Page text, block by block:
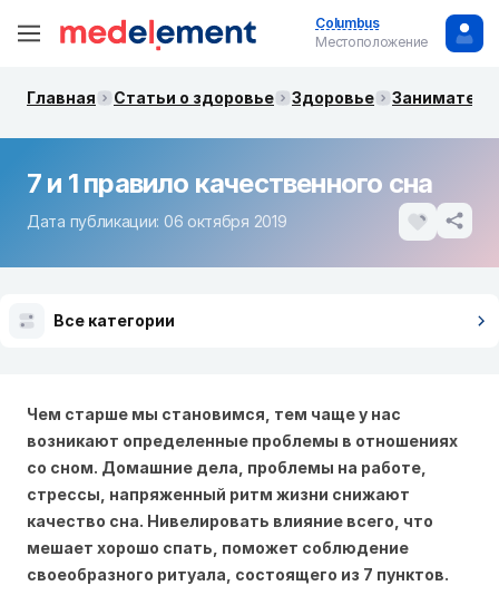
Columbus
Местоположение
Главная Статьи о здоровье Здоровье
7 и 1 правило качественного сна
Дата публикации: 06 октября 2019
Все категории
Чем старше мы становимся, тем чаще у нас
возникают определенные проблемы в отношениях
со сном. Домашние дела, проблемы на работе,
стрессы, напряженный ритм жизни снижают
качество сна. Нивелировать влияние всего, что
мешает хорошо спать, поможет соблюдение
своеобразного ритуала, состоящего из 7 пунктов.